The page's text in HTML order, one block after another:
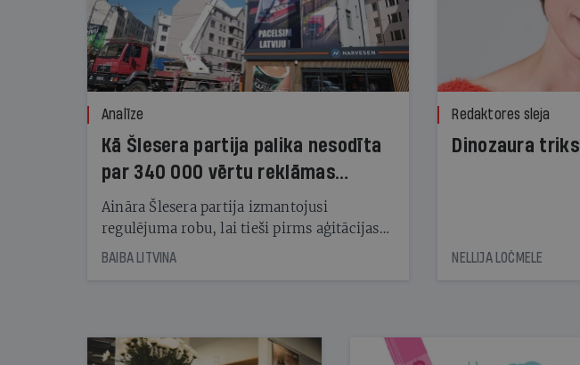
Analīze
Kā Šlesera partija palika nesodīta
par 340 000 vērtu reklāmas
kampaņu
Aināra Šlesera partija izmantojusi
regulējuma robu, lai tieši pirms aģitācijas
starta izreklamētos par summu, kas
BAIBA LITVINA
Redaktores sleja
Dinozaura triks
NELLIJA LOČMELE